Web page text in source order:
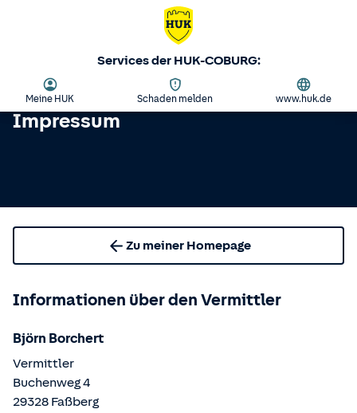
Services der HUK-COBURG:
Meine HUK Schaden melden www.huk.de
Impressum
Zu meiner Homepage
Informationen über den Vermittler
Björn Borchert
Vermittler
Buchenweg 4
29328 Faßberg